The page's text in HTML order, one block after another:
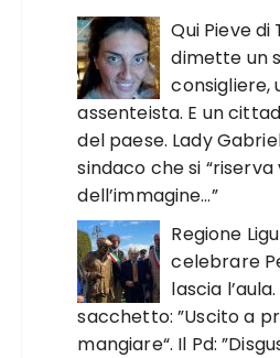
Qui Pieve di
dimette un
consigliere,
assenteista. E un
del paese. Lady
sindaco che si
dell’immagine…”
Regione
celebrare
lascia
sacchetto: ”Uscito a
mangiare“. Il Pd: